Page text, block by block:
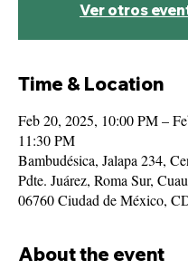
Ver otros
Time & Location
Feb 20, 2025, 10:00 PM –
11:30 PM
Bambudésica, Jalapa 234,
Pdte. Juárez, Roma Sur,
06760 Ciudad de México,
About the event